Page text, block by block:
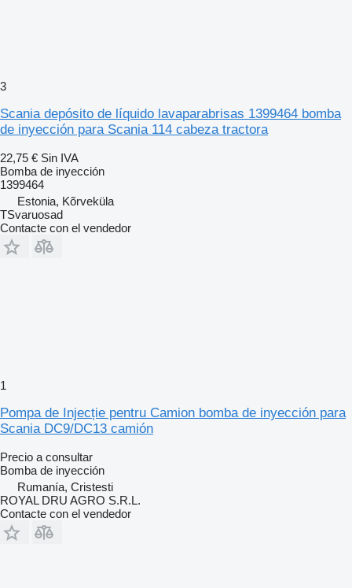
3
Scania depósito de líquido lavaparabrisas 1399464 bomba
de inyección para Scania 114 cabeza tractora
22,75 € Sin IVA
Bomba de inyección
1399464
Estonia, Kõrveküla
TSvaruosad
Contacte con el vendedor
1
Pompa de Injecție pentru Camion bomba de inyección para
Scania DC9/DC13 camión
Precio a consultar
Bomba de inyección
Rumanía, Cristesti
ROYAL DRU AGRO S.R.L.
Contacte con el vendedor